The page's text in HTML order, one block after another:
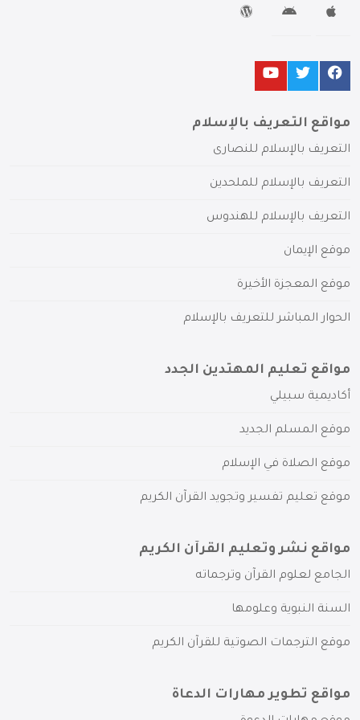
مواقع التعريف بالإسلام
التعريف بالإسلام للنصارى
التعريف بالإسلام للملحدين
التعريف بالإسلام للهندوس
موقع الإيمان
موقع المعجزة الأخيرة
الحوار المباشر للتعريف بالإسلام
مواقع تعليم المهتدين الجدد
أكاديمية سبيلي
موقع المسلم الجديد
موقع الصلاة في الإسلام
موقع تعليم تفسير وتجويد القرآن الكريم
مواقع نشر وتعليم القرآن الكريم
الجامع لعلوم القرآن وترجماته
السنة النبوية وعلومها
موقع الترجمات الصوتية للقرآن الكريم
مواقع تطوير مهارات الدعاة